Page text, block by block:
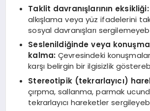
Taklit davranışlarının eksikliği:
alkışlama veya yüz ifadelerini
sosyal davranışları
Seslenildiğinde veya
kalma: Çevresindeki
karşı belirgin bir ilgisizlik
Stereotipik (tekrarlayıcı)
çırpma, sallanma, parmak
tekrarlayıcı hareketler